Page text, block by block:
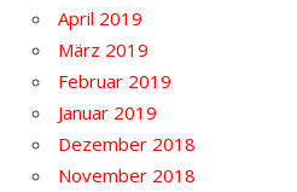
April 2019
März 2019
Februar 2019
Januar 2019
Dezember 2018
November 2018